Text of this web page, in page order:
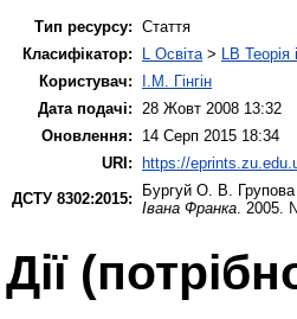
Тип ресурсу: Стаття
Класифікатор:
L Освіта > LB Теорія
Користувач:
І.М. Гінгін
Дата подачі:
28 Жовт 2008 13:32
Оновлення:
14 Серп 2015 18:34
URI: https://
ДСТУ 8302:2015:
Бургуй О. В.
Івана Франка . 2005.
Дії